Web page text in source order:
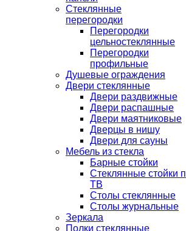
Стеклянные
перегородки
Перегородки
цельностеклянные
Перегородки
профильные
Душевые ограждения
Двери стеклянные
Двери раздвижные
Двери распашные
Двери маятниковые
Дверцы в нишу
Двери для сауны
Мебель из стекла
Барные стойки
Стеклянные стойки
ТВ
Столы стеклянные
Столы журнальные
Зеркала
Полки стеклянные